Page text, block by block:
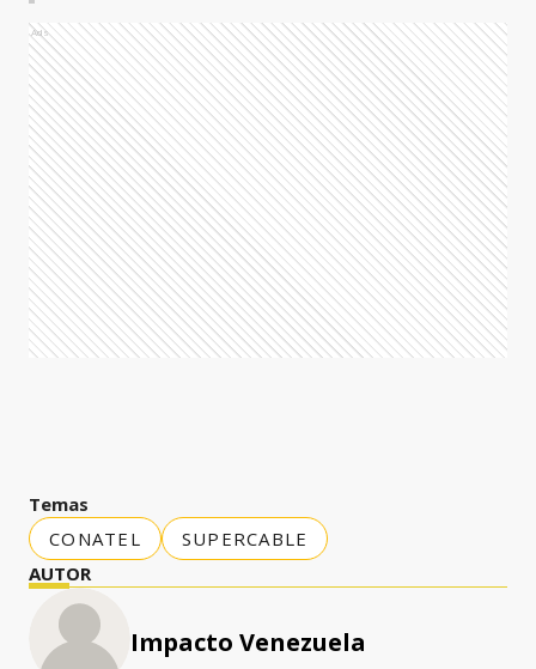
Ads
Temas
CONATEL
SUPERCABLE
AUTOR
Impacto Venezuela